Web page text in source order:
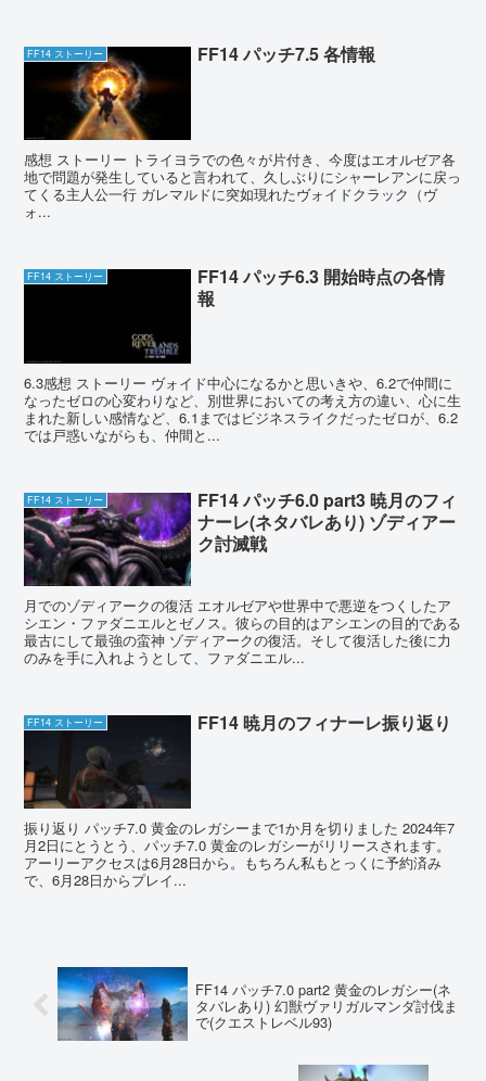
FF14 ストーリー FF14 パッチ7.5 各情報
感想 ストーリー トライヨラでの色々が片付き、今度はエオルゼア各
地で問題が発生していると言われて、久しぶりにシャーレアンに戻っ
てくる主人公一行 ガレマルドに突如現れたヴォイドクラック（ヴ
ォ...
FF14 ストーリー
FF14 パッチ6.3 開始時点の各情
報
6.3感想 ストーリー ヴォイド中心になるかと思いきや、6.2で仲間に
なったゼロの心変わりなど、別世界においての考え方の違い、心に生
まれた新しい感情など、6.1まではビジネスライクだったゼロが、6.2
では戸惑いながらも、仲間と...
FF14 ストーリー
FF14 パッチ6.0 part3 暁月のフィ
ナーレ(ネタバレあり) ゾディアー
ク討滅戦
月でのゾディアークの復活 エオルゼアや世界中で悪逆をつくしたア
シエン・ファダニエルとゼノス。彼らの目的はアシエンの目的である
最古にして最強の蛮神 ゾディアークの復活。そして復活した後に力
のみを手に入れようとして、ファダニエル...
FF14 ストーリー FF14 暁月のフィナーレ振り返り
振り返り パッチ7.0 黄金のレガシーまで1か月を切りました 2024年7
月2日にとうとう、パッチ7.0 黄金のレガシーがリリースされます。
アーリーアクセスは6月28日から。もちろん私もとっくに予約済み
で、6月28日からプレイ...
FF14 パッチ7.0 part2 黄金のレガシー(ネ
タバレあり) 幻獣ヴァリガルマンダ討伐ま
で(クエストレベル93)